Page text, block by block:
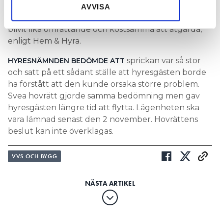
AVVISA
ansåg att kök och badrum fungerade. Om sprickan
hade anmälts då skulle vattenskadorna inte ha
blivit lika omfattande och kostsamma att åtgärda,
enligt Hem & Hyra.
HYRESNÄMNDEN BEDÖMDE ATT sprickan var så stor
och satt på ett sådant ställe att hyresgästen borde
ha förstått att den kunde orsaka större problem.
Svea hovrätt gjorde samma bedömning men gav
hyresgästen längre tid att flytta. Lägenheten ska
vara lämnad senast den 2 november. Hovrättens
beslut kan inte överklagas.
VVS OCH BYGG